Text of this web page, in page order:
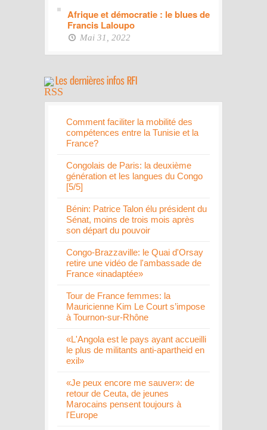
Afrique et démocratie : le blues de
Francis Laloupo
Mai 31, 2022
Comment faciliter la mobilité des
compétences entre la Tunisie et la
France?
Congolais de Paris: la deuxième
génération et les langues du Congo
[5/5]
Bénin: Patrice Talon élu président du
Sénat, moins de trois mois après
son départ du pouvoir
Congo-Brazzaville: le Quai d'Orsay
retire une vidéo de l'ambassade de
France «inadaptée»
Tour de France femmes: la
Mauricienne Kim Le Court s’impose
à Tournon-sur-Rhône
«L'Angola est le pays ayant accueilli
le plus de militants anti-apartheid en
exil»
«Je peux encore me sauver»: de
retour de Ceuta, de jeunes
Marocains pensent toujours à
l'Europe